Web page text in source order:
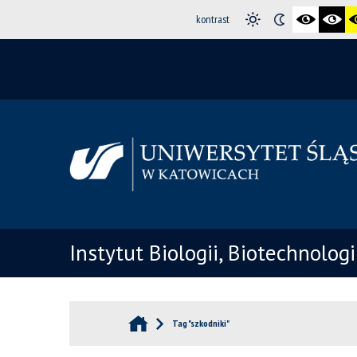
kontrast
Instytut Biologii,
Tag "szkodniki"